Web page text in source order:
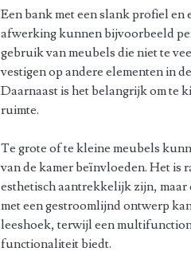
Een bank met een slank profiel en
afwerking kunnen bijvoorbeeld
gebruik van meubels die niet te
vestigen op andere elementen in
Daarnaast is het belangrijk om te
ruimte.
Te grote of te kleine meubels
van de kamer beïnvloeden. Het is
esthetisch aantrekkelijk zijn,
met een gestroomlijnd ontwerp
leeshoek, terwijl een
functionaliteit biedt.